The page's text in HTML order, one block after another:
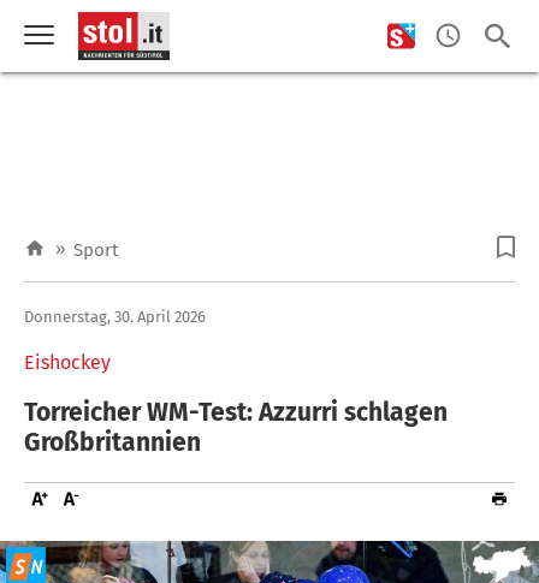
» Sport
Eishockey
Donnerstag, 30. April 2026
Torreicher WM-Test: Azzurri schlagen
Großbritannien